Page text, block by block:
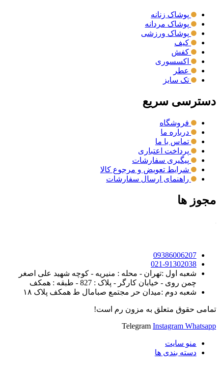
پوشاک زنانه
پوشاک مردانه
پوشاک ورزشی
کیف
کفش
اکسسوری
عطر
تک سایز
دسترسی سریع
فروشگاه
درباره ما
تماس با ما
پرداخت اعتباری
پیگیری سفارشات
شرایط تعویض و مرجوع کالا
راهنمای ارسال سفارشات
مجوز ها
09386006207
021-91302038
شعبه اول :تهران - محله : منیریه - کوچه شهید علی اصغر
چمن روی - خیابان کارگر - پلاک : 827 - طبقه : همکف
شعبه دوم :میدان حر مجتمع صبامال ط همکف پلاک ۱۸
تمامی حقوق متعلق به مزون رم است!
Telegram Instagram Whatsapp
منو سایت
دسته بندی ها